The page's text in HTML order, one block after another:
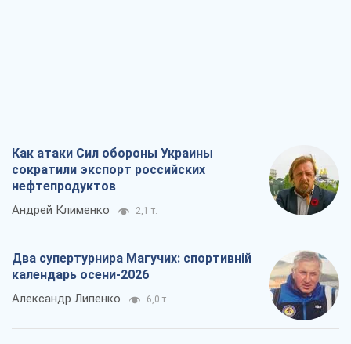
Как атаки Сил обороны Украины
сократили экспорт российских
нефтепродуктов
Андрей Клименко 2,1 т.
Два супертурнира Магучих: спортивній
календарь осени-2026
Александр Липенко 6,0 т.